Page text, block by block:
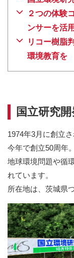
２つの体験
ンサーを活用
リコー樹脂
環境教育を
国立研究
1974年3月に創立
今年で創立50周年。
地球環境問題や循
れています。
所在地は、茨城県